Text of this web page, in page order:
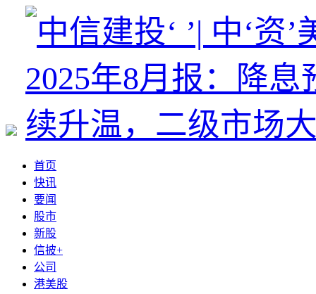
首页
快讯
要闻
股市
新股
信披+
公司
港美股